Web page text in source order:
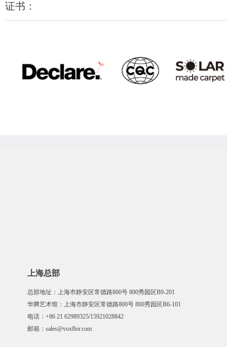
证书：
上海总部
总部地址：上海市静安区常德路800号 800秀园区B9-201
华腾艺术馆：上海市静安区常德路800号 800秀园区B6-101
电话：+86 21 62989325/15921028842
邮箱：sales@voxflor.com